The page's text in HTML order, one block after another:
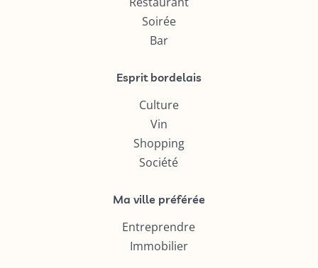
Soirée
Bar
Esprit bordelais
Culture
Vin
Shopping
Société
Ma ville préférée
Entreprendre
Immobilier